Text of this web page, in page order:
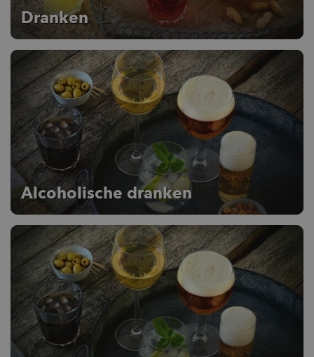
Dranken
Alcoholische dranken